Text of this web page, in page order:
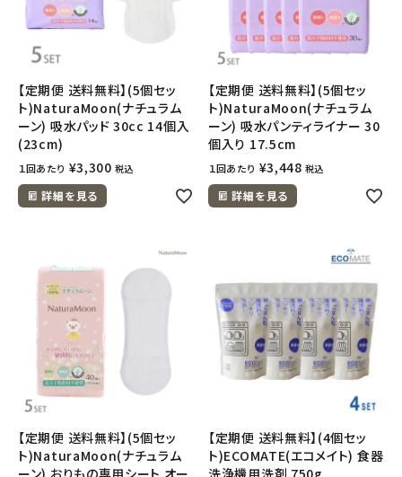
【定期便 送料無料】(5個セッ
ト)NaturaMoon(ナチュラム
ーン) 吸水パッド 30cc 14個入
(23cm)
１回あたり ¥3,300 税込
詳細を見る
【定期便 送料無料】(5個セッ
ト)NaturaMoon(ナチュラム
ーン) 吸水パンティライナー 30
個入り 17.5cm
１回あたり ¥3,448 税込
詳細を見る
【定期便 送料無料】(5個セッ
ト)NaturaMoon(ナチュラム
ーン) おりもの専用シート オー
【定期便 送料無料】(4個セッ
ト)ECOMATE(エコメイト) 食器
洗浄機用洗剤 750g